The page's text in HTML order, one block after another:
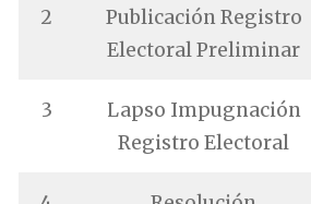
2
Publicación Registro
Electoral Preliminar
3
Lapso Impugnación
Registro Electoral